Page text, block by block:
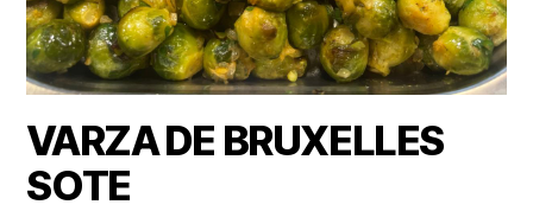
VARZA DE BRUXELLES
SOTE